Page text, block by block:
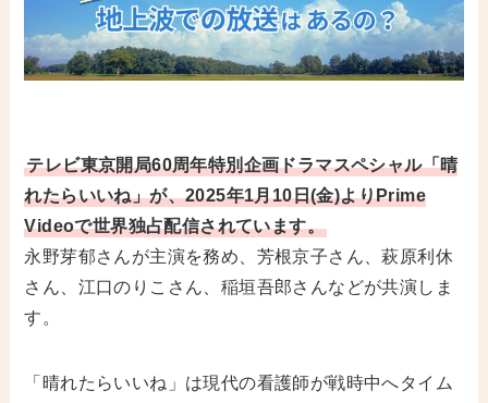
テレビ東京開局60周年特別企画ドラマスペシャル「晴
れたらいいね」が、2025年1月10日(金)よりPrime
Videoで世界独占配信されています。
永野芽郁さんが主演を務め、芳根京子さん、萩原利休
さん、江口のりこさん、稲垣吾郎さんなどが共演しま
す。
「晴れたらいいね」は現代の看護師が戦時中へタイム